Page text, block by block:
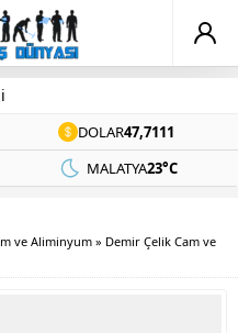
DOLAR47,7111
MALATYA23°C
ve Aliminyum» Demir Çelik Cam ve